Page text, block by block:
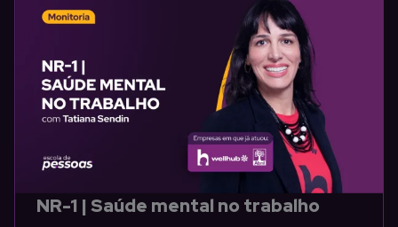
NR-1 | Saúde mental no trabalho